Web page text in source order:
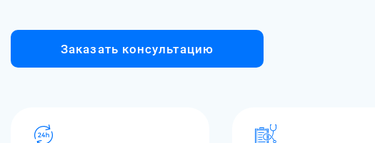
Заказать консультацию